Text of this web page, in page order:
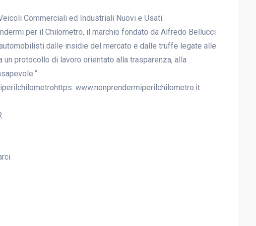
Commerciali ed Industriali Nuovi e Usati.
per il Chilometro, il marchio fondato da Alfredo Bellucci
dalle insidie del mercato e dalle truffe legate alle
un protocollo di lavoro orientato alla trasparenza, alla
www.nonprendermiperilchilometro.it